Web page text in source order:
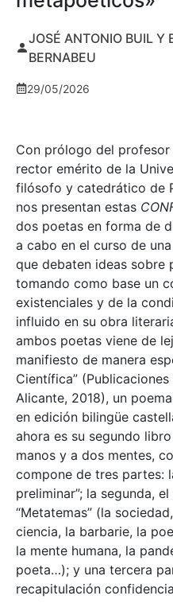
JOSÉ ANTONIO BUIL Y
BERNABEU
29/05/2026
Con prólogo del profesor
rector emérito de la
filósofo y catedrático de
nos presentan estas
dos poetas en forma de
a cabo en el curso de
que debaten ideas sobre
tomando como base un
existenciales y de la
influido en su obra
ambos poetas viene de
manifiesto de manera
Científica”
Alicante, 2018), un
en edición bilingüe
ahora es su segundo
manos y a dos mentes,
compone de tres partes:
preliminar”; la segunda,
“Metatemas” (la
ciencia, la barbarie, la
la mente humana, la
poeta…); y una tercera
recapitulación